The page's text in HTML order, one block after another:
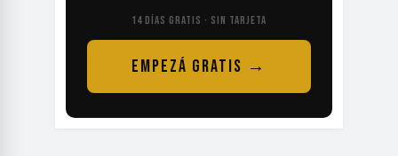
14 DÍAS GRATIS · SIN TARJETA
EMPEZÁ GRATIS →